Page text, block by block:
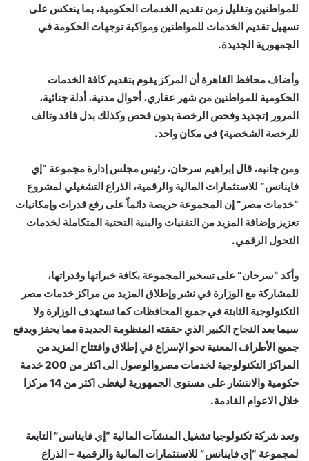
للمواطنين وتقليل زمن تقديم الخدمات الحكومية، بما ينعكس على
تسهيل تقديم الخدمات للمواطنين ومواكبة توجهات الحكومة في
الجمهورية الجديدة.
وأضاف محافظ القاهرة أن المركز يقوم بتقديم كافة الخدمات
الحكومية للمواطنين من شهر عقاري، أحوال مدنية، أدلة جنائية،
المرور (تجديد وفحص الرخصة بدون فحص وكذلك بدل فاقد وتالف
للرخصة الشخصية) فى مكان واحد.
ومن جانبه، قال إبراهيم سرحان، رئيس مجلس إدارة مجموعة “إي
فاينانس” للاستثمارات المالية والرقمية، الذراع التشغيلي لمشروع
“خدمات مصر” إن المجموعة حريصة دائماً على رفع قدرات وإمكانيات
تعزيز وإضافة المزيد من التقنيات والبنية التحتية المتكاملة لخدمات
التحول الرقمي.
وأكد “سرحان” على تسخير المجموعة بكافة خبراتها وقدراتها،
للمشاركة مع الوزارة في نشر وإطلاق المزيد من مراكز خدمات مصر
التكنولوجية الثابتة في جميع المحافظات كما تستهدف الوزارة ولا
سيما بعد النجاح الكبير الذي حققته المنظومة الجديدة مما يحفز ويدفع
جميع الأطراف المعنية نحو الإسراع في إطلاق وافتتاح المزيد من
المراكز التكنولوجية لخدمات مصروالوصول الى اكثر من 200 خدمة
حكومية والانتشار على مستوى الجمهورية ليغطى اكثر من 14 مركزا
خلال الاعوام القادمة.
وتعد شركة تكنولوجيا تشغيل المنشآت المالية “إي فاينانس” التابعة
لمجموعة “إي فاينانس” للاستثمارات المالية والرقمية – الذراع